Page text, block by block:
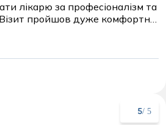
лікарю за професіоналізм та
пройшов дуже комфортно
мої скарги, провела
пояснила результати
рекомендації.
5/ 5